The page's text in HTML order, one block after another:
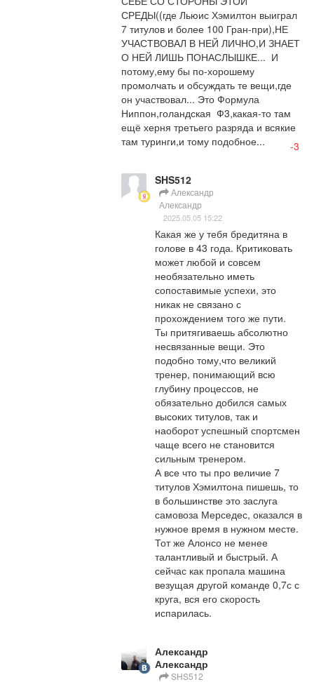
СРЕДЫ((где Льюис Хэмилтон выиграл
7 титулов и более 100 Гран-при),НЕ
УЧАСТВОВАЛ В НЕЙ ЛИЧНО,И ЗНАЕТ
О НЕЙ ЛИШЬ ПОНАСЛЫШКЕ...  И
потому,ему бы по-хорошему
промолчать и обсуждать те вещи,где
он участвовал... Это Формула
Ниппон,голандская  Ф3,какая-то там
ещё херня третьего разряда и всякие
там туринги,и тому подобное...
-3
SHS512
Александр
Александр
2025.05.05 15:22
Какая же у тебя бредитяна в
голове в 43 года. Критиковать
может любой и совсем
необязательно иметь
сопоставимые успехи, это
никак не связано с
прохождением того же пути.
Ты притягиваешь абсолютно
несвязанные вещи. Это
подобно тому,что великий
тренер, понимающий всю
глубину процессов, не
обязательно добился самых
высоких титулов, так и
наоборот успешный спортсмен
чаще всего не становится
сильным тренером.
А все что ты про величие 7
титулов Хэмилтона пишешь, то
в большинстве это заслуга
самовоза Мерседес, оказался в
нужное время в нужном месте.
Тот же Алонсо не менее
талантливый и быстрый. А
сейчас как пропала машина
везущая другой команде 0,7с с
круга, вся его скорость
испарилась.
Александр
Александр
SHS512